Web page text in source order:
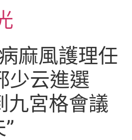
麻風護理任
少云進選
宮格會議